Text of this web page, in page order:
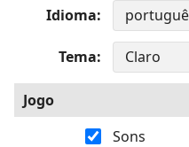
Idioma
Tema
Jogo
Sons